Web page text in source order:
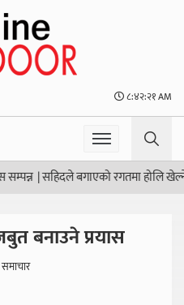
८:४२:२२ AM
|सहिदले बगाएको रगतमा होलि
बनाउने प्रयास
समाचार